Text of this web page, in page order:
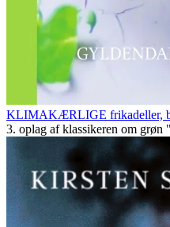
KLIMAKÆRLIGE frikadeller,
3. oplag af klassikeren om grøn